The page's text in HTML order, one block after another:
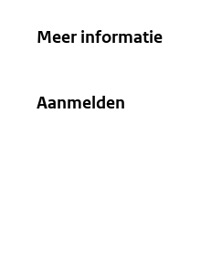
Meer informatie
Aanmelden